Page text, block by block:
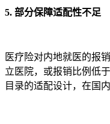
5. 部分保障适配性不足
医疗险对内地就医的报
立医院，或报销比例低
目录的适配设计，在国